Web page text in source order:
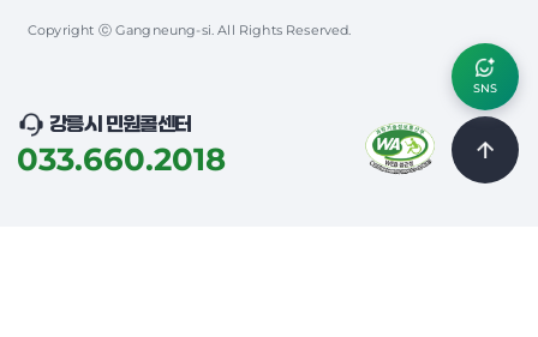
Copyright ⓒ Gangneung-si. All Rights Reserved.
강릉시 민원콜센터
033.660.2018
SNS